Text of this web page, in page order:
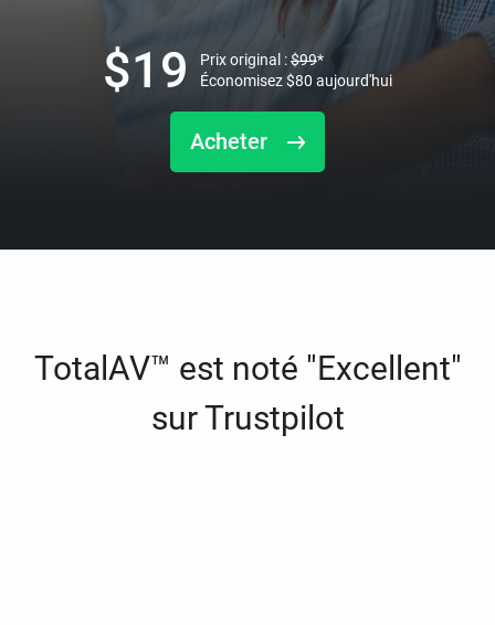
Acheter
$19 Prix original :$99*
Économisez$80 aujourd'hui
TotalAV™ est noté "Excellent"
sur Trustpilot